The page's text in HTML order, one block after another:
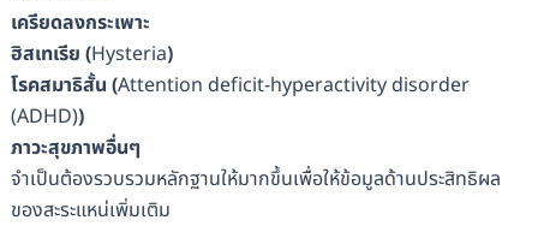
เครียดลงกระเพาะ
ฮิสเทเรีย (Hysteria)
โรคสมาธิสั้น (Attention deficit-hyperactivity disorder
(ADHD))
ภาวะสุขภาพอื่นๆ
จำเป็นต้องรวบรวมหลักฐานให้มากขึ้นเพื่อให้ข้อมูลด้านประสิทธิผล
ของสะระแหน่เพิ่มเติม